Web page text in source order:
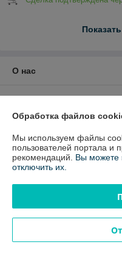
О нас
График работы
Полная версия сайта
Сайт создан на
Обработка файлов
Мы используем файлы
пользователей портала и
рекомендаций. Вы можете
отключить их.